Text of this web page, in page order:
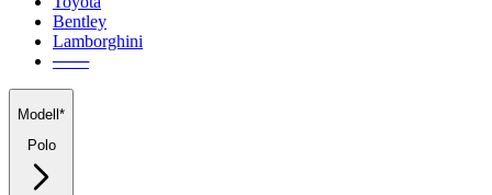
Bentley
Lamborghini
───
Modell*
Polo